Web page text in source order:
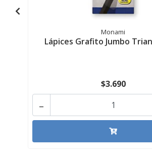
Monami
Lápices Grafito Jumbo
$3.690
-